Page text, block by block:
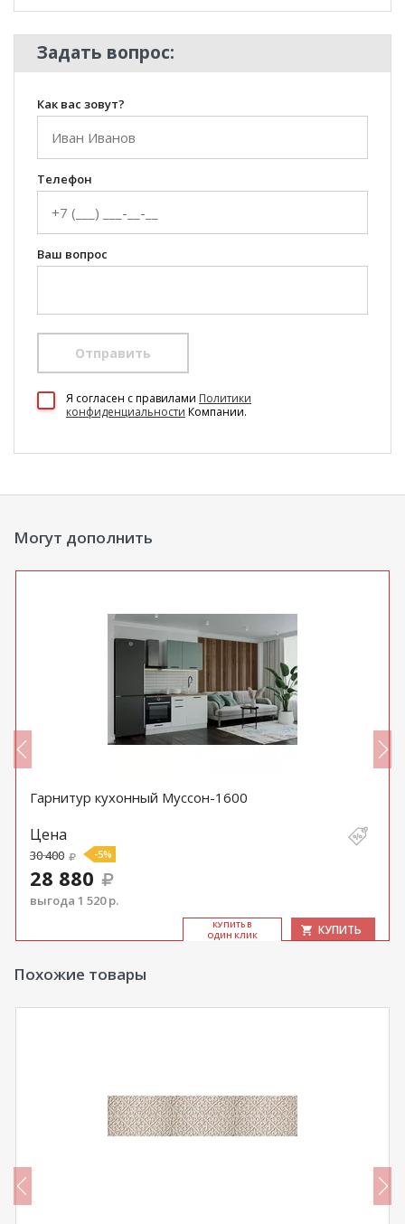
Задать вопрос:
Как вас зовут?
Телефон
Ваш вопрос
Отправить
Я согласен c правилами Политики
конфиденциальности Компании.
Могут дополнить
Гарнитур кухонный Муссон-1600
Цена
30 400 -5%
28 880
выгода 1 520 р.
КУ­ПИТЬ В
ОДИН КЛИК
КУПИТЬ
Похожие товары